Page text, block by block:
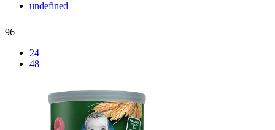
undefined
96
24
48